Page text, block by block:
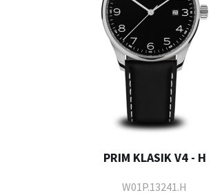
PRIM KLASIK V4 - H
W01P.13241.H